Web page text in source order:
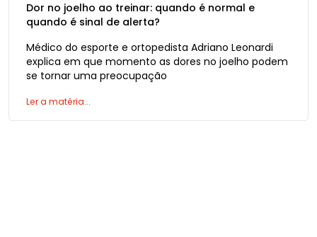
Dor no joelho ao treinar: quando é normal e
quando é sinal de alerta?
Médico do esporte e ortopedista Adriano Leonardi
explica em que momento as dores no joelho podem
se tornar uma preocupação
Ler a matéria...